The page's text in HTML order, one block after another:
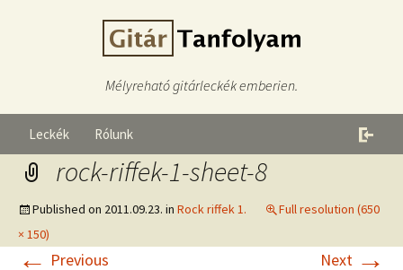
Mélyreható gitárleckék emberien.
Leckék Rólunk
rock-riffek-1-sheet-8
Published on 2011.09.23. in Rock riffek 1.
Full resolution (650
× 150)
← Previous Next →